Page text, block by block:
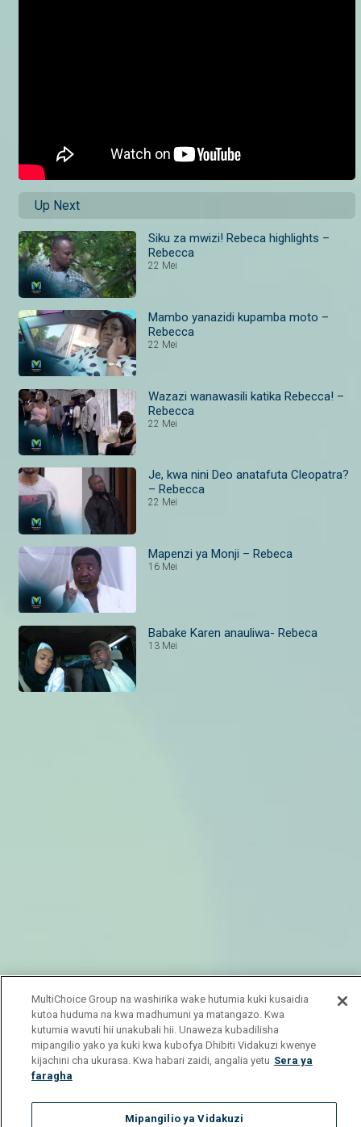
Up Next
Siku za mwizi! Rebeca highlights –
Rebecca
22 Mei
Mambo yanazidi kupamba moto –
Rebecca
22 Mei
Wazazi wanawasili katika Rebecca! –
Rebecca
22 Mei
Je, kwa nini Deo anatafuta Cleopatra?
– Rebecca
22 Mei
Mapenzi ya Monji – Rebeca
16 Mei
Babake Karen anauliwa- Rebeca
13 Mei
MultiChoice Group na washirika wake hutumia kuki kusaidia
kutoa huduma na kwa madhumuni ya matangazo. Kwa
kutumia wavuti hii unakubali hii. Unaweza kubadilisha
mipangilio yako ya kuki kwa kubofya Dhibiti Vidakuzi kwenye
kijachini cha ukurasa. Kwa habari zaidi, angalia yetu Sera ya
faragha
Mipangilio ya Vidakuzi